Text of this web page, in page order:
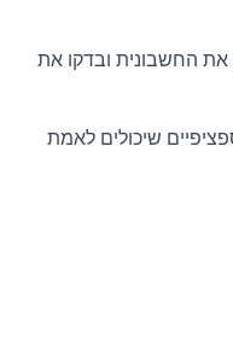
את החשבונית ובדקו את
שיכולים לאמת